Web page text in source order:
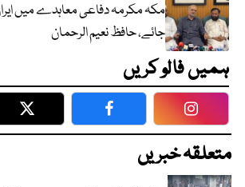
مکہ مکرمہ دفاعی معاہدے میں
جائے، حافظ نعیم الرحمان
ہمیں فالو کریں
Twitter Facebook
متعلقہ خبریں